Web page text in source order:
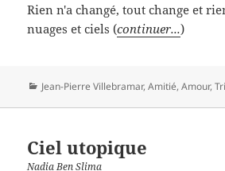
Rien n'a changé, tout change et
nuages et ciels (continuer...)
Catégories
Jean-Pierre Villebramar,Amitié,Amour,
Ciel utopique
Nadia Ben Slima